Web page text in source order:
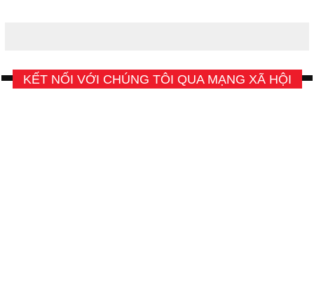
KẾT NỐI VỚI CHÚNG TÔI QUA MẠNG XÃ HỘI